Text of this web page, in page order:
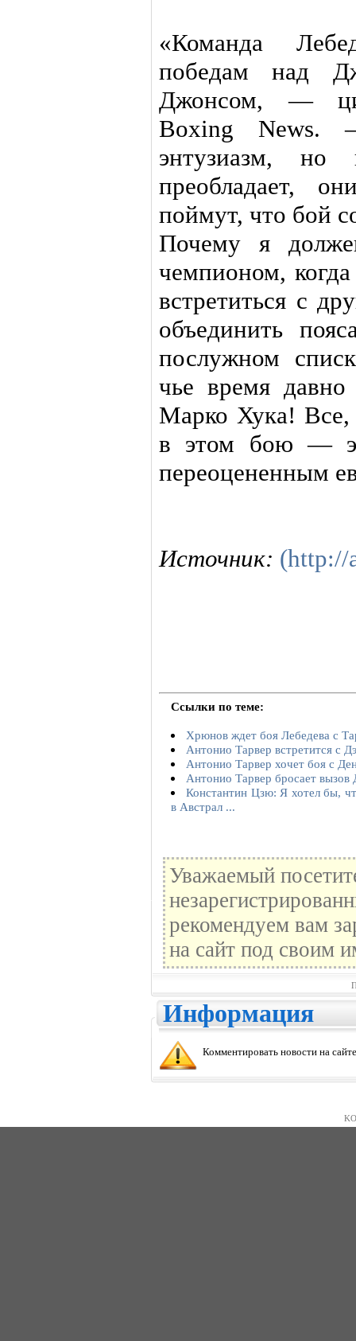
«Команда
победам над
Джонсом, —
Boxing
энтузиазм, но
преобладает,
поймут, что бой
Почему я
чемпионом,
встретиться с
объединить
послужном
чье время
Марко Хука!
в этом бою —
переоцененным
Источник: (http://
Ссылки по теме:
Хрюнов ждет боя Лебедева с
Антонио Тарвер встретится с
Антонио Тарвер хочет боя с
Антонио Тарвер бросает
Константин Цзю: Я хотел бы,
в Австрал ...
Уважаемый
рекомендуем вам
на сайт под своим
Информация
Комментировать новости на